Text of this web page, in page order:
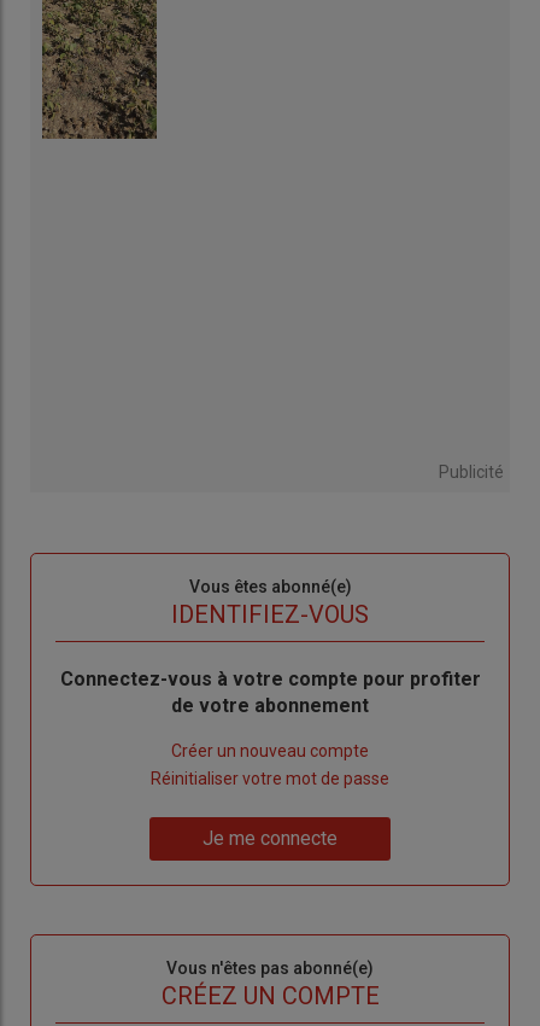
Publicité
Vous êtes abonné(e)
IDENTIFIEZ-VOUS
Body
Connectez-vous à votre compte pour profiter
de votre abonnement
Créer un nouveau compte
de
Réinitialiser votre mot de passe
me
Je me connecte
Vous n'êtes pas abonné(e)
CRÉEZ UN COMPTE